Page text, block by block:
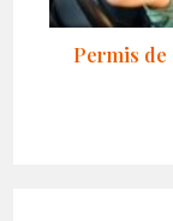
Permis de